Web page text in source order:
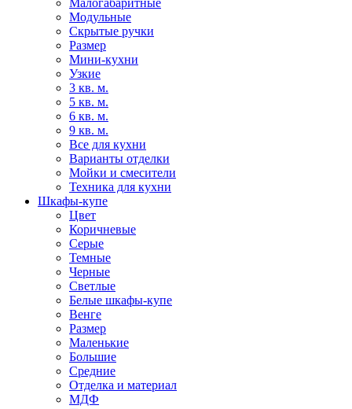
Малогабаритные
Модульные
Скрытые ручки
Размер
Мини-кухни
Узкие
3 кв. м.
5 кв. м.
6 кв. м.
9 кв. м.
Все для кухни
Варианты отделки
Мойки и смесители
Техника для кухни
Шкафы-купе
Цвет
Коричневые
Серые
Темные
Черные
Светлые
Белые шкафы-купе
Венге
Размер
Маленькие
Большие
Средние
Отделка и материал
МДФ